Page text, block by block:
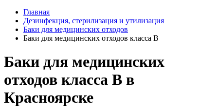
Главная
Дезинфекция, стерилизация и утилизация
Баки для медицинских отходов
Баки для медицинских отходов класса В
Баки для медицинских
отходов класса В в
Красноярске